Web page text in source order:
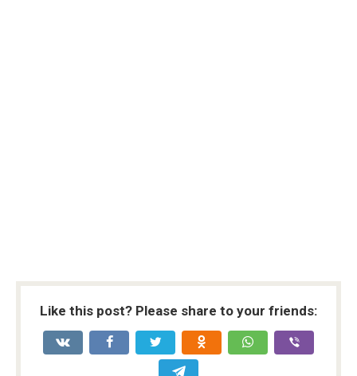
Like this post? Please share to your friends: